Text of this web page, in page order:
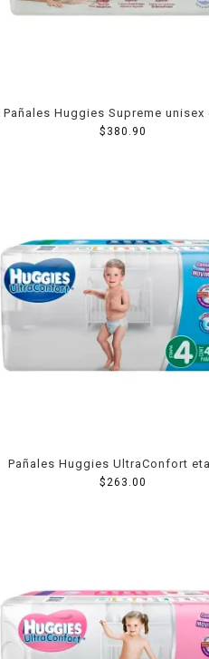
Pañales Huggies Supreme unisex
5 con 36 piezas
$ 380.90
Pañales Huggies UltraConfort
niño 40 piezas
$263.00